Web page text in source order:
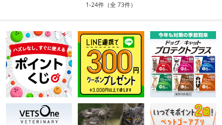
1-24件（全 73件）